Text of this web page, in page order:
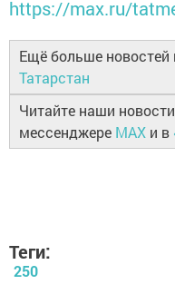
https://max.ru/
Ещё больше новостей
Татарстан
Читайте наши
мессенджере MAX и в
Теги:
250